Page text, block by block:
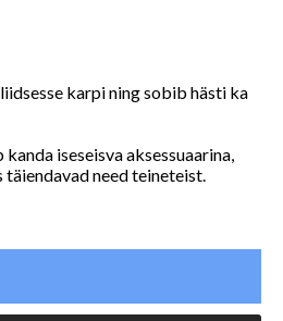
karpi ning sobib hästi ka
iseseisva aksessuaarina,
täiendavad need teineteist.